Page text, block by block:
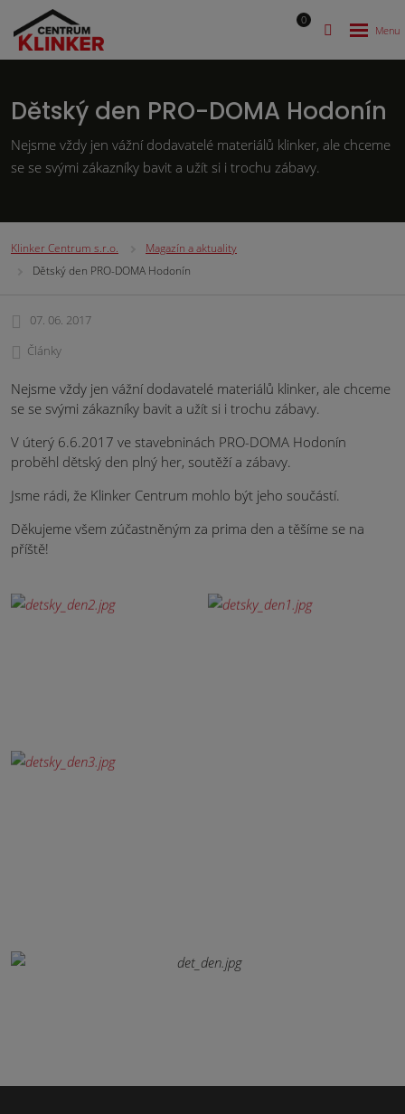
0
Dětský den PRO-DOMA Hodonín
Nejsme vždy jen vážní dodavatelé materiálů klinker, ale chceme
se se svými zákazníky bavit a užít si i trochu zábavy.
Klinker Centrum s.r.o.
Magazín a aktuality
Dětský den PRO-DOMA Hodonín
07. 06. 2017
Články
Nejsme vždy jen vážní dodavatelé materiálů klinker, ale chceme
se se svými zákazníky bavit a užít si i trochu zábavy.
V úterý 6.6.2017 ve stavebninách PRO-DOMA Hodonín
proběhl dětský den plný her, soutěží a zábavy.
Jsme rádi, že Klinker Centrum mohlo být jeho součástí.
Děkujeme všem zúčastněným za​ prima den a těšíme se na
příště!